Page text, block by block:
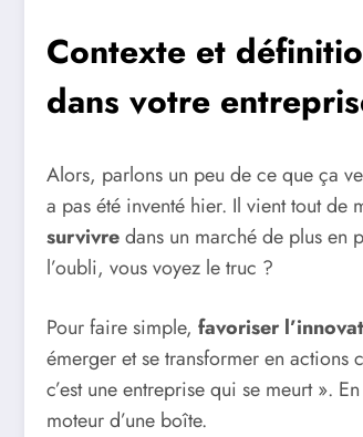
Contexte et
dans votre
Alors, parlons un peu de ce que ça
a pas été inventé hier. Il vient tout de
survivredans un marché de plus en
l’oubli, vous voyez le truc ?
Pour faire simple, favoriser
émerger et se transformer en actions
c’est une entreprise qui se meurt ».
moteur d’une boîte.